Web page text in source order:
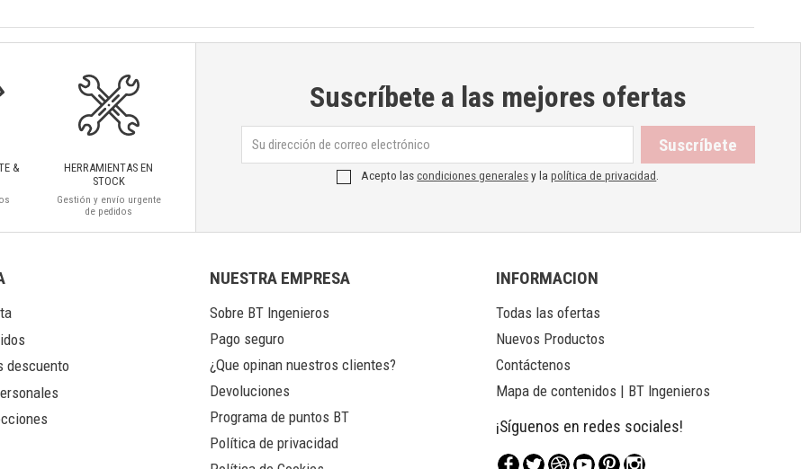
&
HERRAMIENTAS EN
STOCK
Gestión y envío urgente
de pedidos
Suscríbete a las mejores ofertas
Acepto lascondiciones generalesy lapolítica de privacidad
descuento
NUESTRA EMPRESA
Sobre BT Ingenieros
Pago seguro
¿Que opinan nuestros clientes?
Devoluciones
Programa de puntos BT
Política de privacidad
INFORMACION
Todas las ofertas
Nuevos Productos
Contáctenos
Mapa de contenidos | BT Ingenieros
¡Síguenos en redes sociales!
Facebook
Twitter
RssYouTube
PinterestInstagram